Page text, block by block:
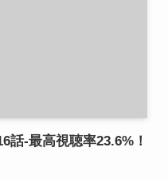
話-最高視聴率23.6%！